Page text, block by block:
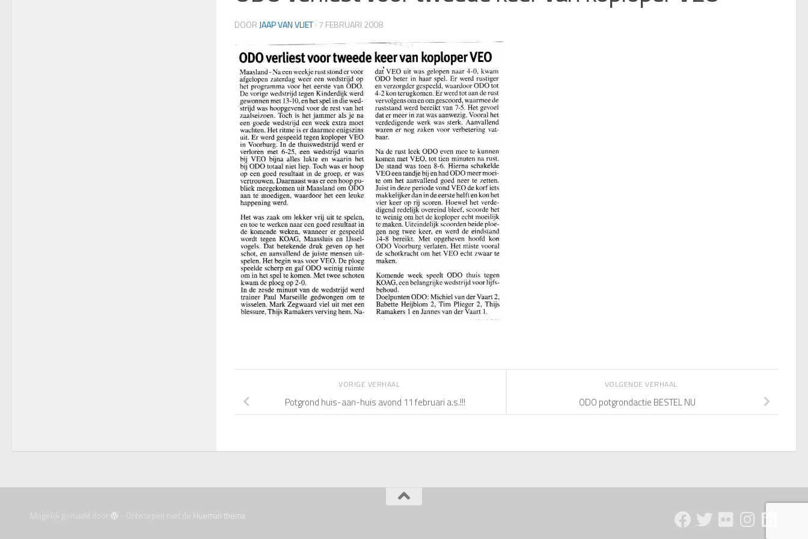
DOOR JAAP VAN VLIET· 7 FEBRUARI 2008
VOLGENDE VERHAAL
ODO potgrondactie BESTEL NU
VORIGE VERHAAL
Potgrond huis-aan-huis avond 11 februari a.s.!!!
Mogelijk gemaakt door - Ontworpen met de Hueman thema